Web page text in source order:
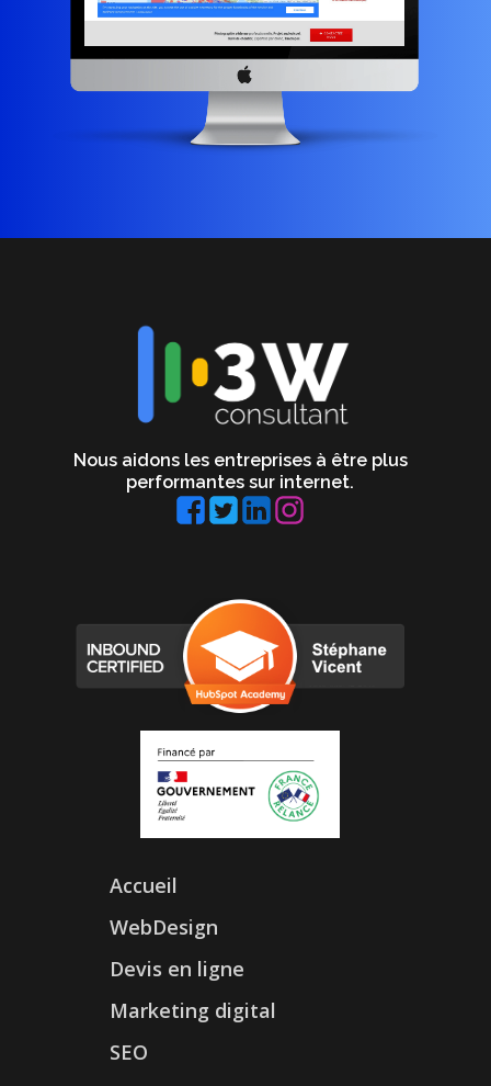
Nous aidons les entreprises à être plus
performantes sur internet.
Accueil
WebDesign
Devis en ligne
Marketing digital
SEO